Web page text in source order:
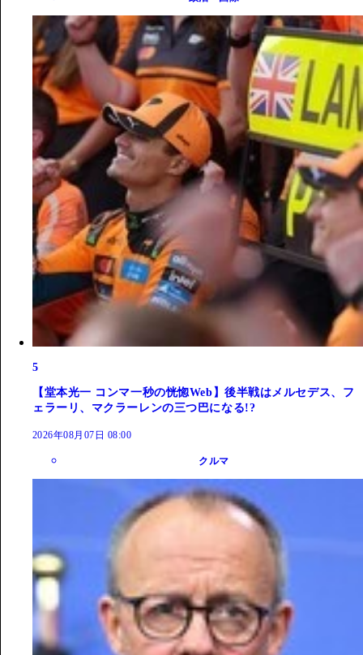
5
【堂本光一 コンマ一秒の恍惚Web】後半戦はメルセデス、フ
ェラーリ、マクラーレンの三つ巴になる!?
2026年08月07日 08:00
クルマ